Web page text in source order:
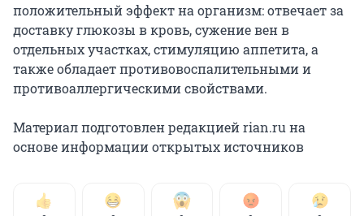
положительный эффект на организм: отвечает за
доставку глюкозы в кровь, сужение вен в
отдельных участках, стимуляцию аппетита, а
также обладает противовоспалительными и
противоаллергическими свойствами.
Материал подготовлен редакцией rian.ru на
основе информации открытых источников